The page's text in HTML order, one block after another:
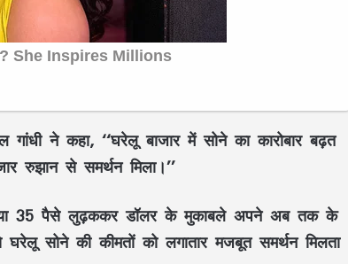
गांधी ने कहा, ‘‘घरेलू बाजार में सोने का कारोबार बढ़त
रुझान से समर्थन मिला।’’
35 पैसे लुढ़ककर डॉलर के मुकाबले अपने अब तक के
सोने की कीमतों को लगातार मजबूत समर्थन मिलता